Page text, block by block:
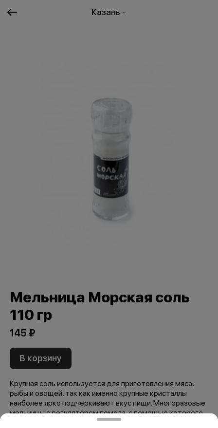
Казань
Мельница Морская соль
110 гр
145 ₽
В корзину
Крупная соль используется для приготовления мяса,
рыбы и овощей, так как именно крупные кристаллы
наиболее ярко подчеркивают вкус пищи. Многоразовые
мельницы с регулятором помола, с помощью которого
можно подобрать подходящую вам фракцию смеси.